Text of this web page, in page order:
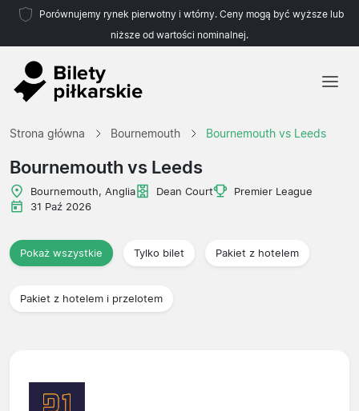
Porównujemy rynek pierwotny i wtórny. Ceny mogą być wyższe lub
niższe od wartości nominalnej.
Strona główna Bournemouth Bournemouth vs Leeds
Bournemouth vs Leeds
Bournemouth, Anglia Dean Court
Premier League
31 Paź 2026
Pokaż wszystkie Tylko bilet Pakiet z hotelem
Pakiet z hotelem i przelotem